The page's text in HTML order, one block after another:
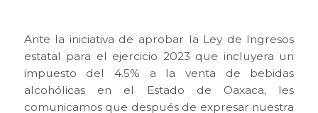
Ante la iniciativa de aprobar la Ley de Ingresos
estatal para el ejercicio 2023 que incluyera un
impuesto del 4.5% a la venta de bebidas
alcohólicas en el Estado de Oaxaca, les
comunicamos que después de expresar nuestra